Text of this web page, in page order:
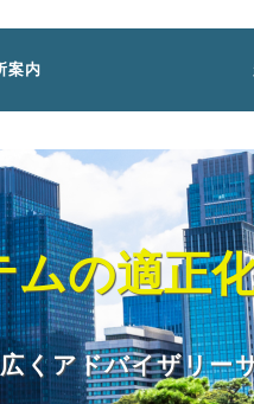
案内
ムの適正
くアドバイザリー